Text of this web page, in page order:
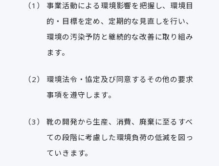
事業活動による環境影響を把握し、環境目
的・目標を定め、定期的な見直しを行い、
環境の汚染予防と継続的な改善に取り組み
ます。
環境法令・協定及び同意するその他の要求
事項を遵守します。
靴の開発から生産、消費、廃棄に至るすべ
ての段階に考慮した環境負荷の低減を図っ
ていきます。